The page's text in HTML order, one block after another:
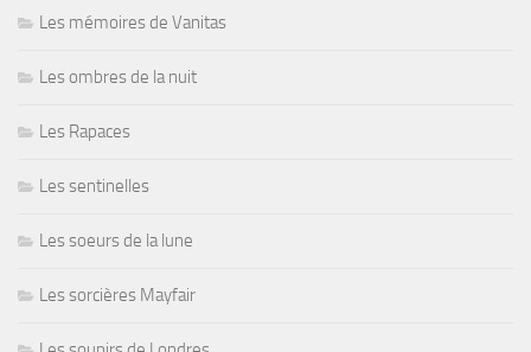
Les mémoires de Vanitas
Les ombres de la nuit
Les Rapaces
Les sentinelles
Les soeurs de la lune
Les sorcières Mayfair